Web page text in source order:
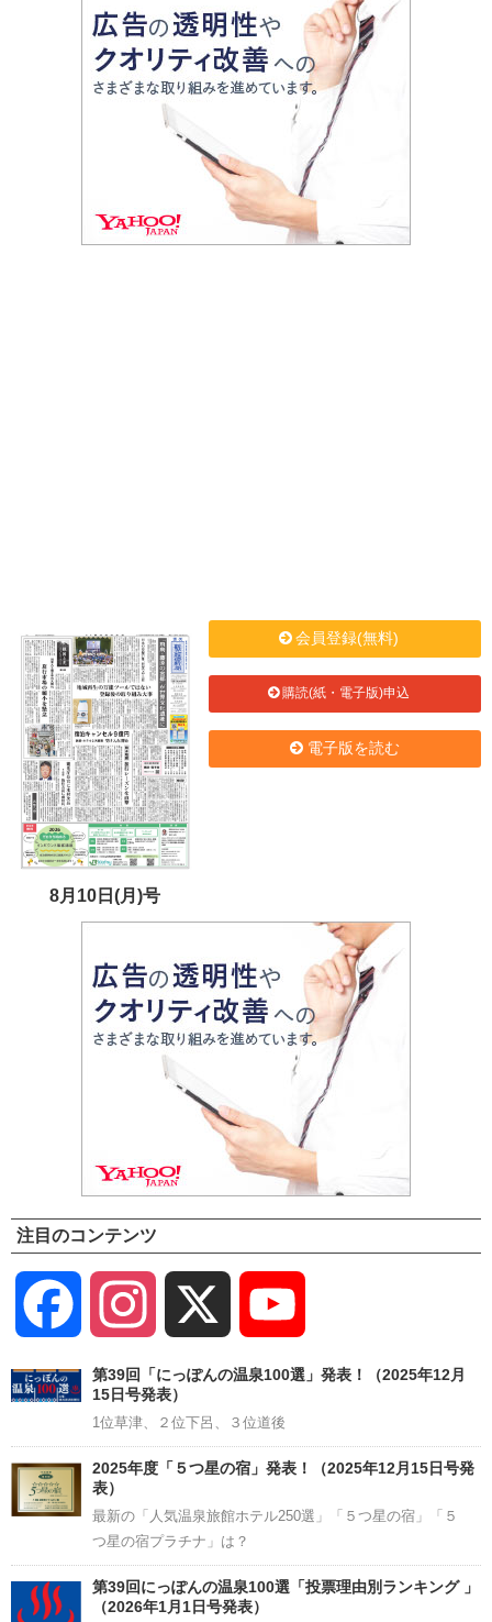
8月10日(月)号
会員登録(無料)
購読(紙・電子版)申込
電子版を読む
注目のコンテンツ
Facebook Instagram
Channel
第39回「にっぽんの温泉100選」発表！（2025年12月
15日号発表）
1位草津、２位下呂、３位道後
2025年度「５つ星の宿」発表！（2025年12月15日号発
表）
最新の「人気温泉旅館ホテル250選」「５つ星の宿」「５
つ星の宿プラチナ」は？
第39回にっぽんの温泉100選「投票理由別ランキング 」
（2026年1月1日号発表）